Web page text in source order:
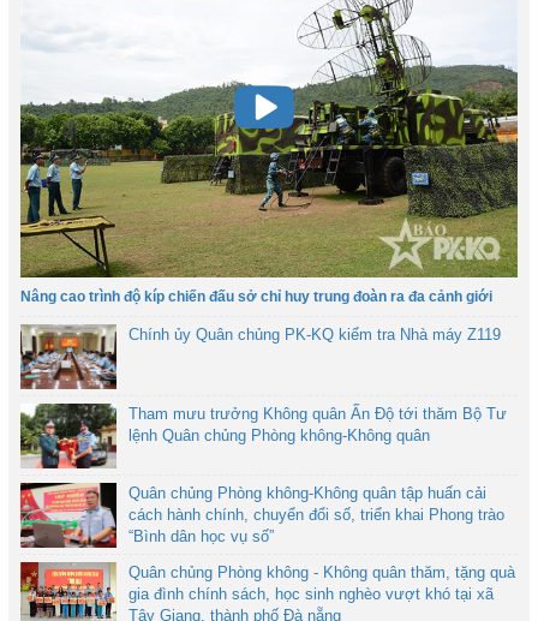
Nâng cao trình độ kíp chiến đấu sở chỉ huy trung đoàn ra đa cảnh giới
Chính ủy Quân chủng PK-KQ kiểm tra Nhà máy Z119
Tham mưu trưởng Không quân Ấn Độ tới thăm Bộ Tư
lệnh Quân chủng Phòng không-Không quân
Quân chủng Phòng không-Không quân tập huấn cải
cách hành chính, chuyển đổi số, triển khai Phong trào
“Bình dân học vụ số”
Quân chủng Phòng không - Không quân thăm, tặng quà
gia đình chính sách, học sinh nghèo vượt khó tại xã
Tây Giang, thành phố Đà nẵng